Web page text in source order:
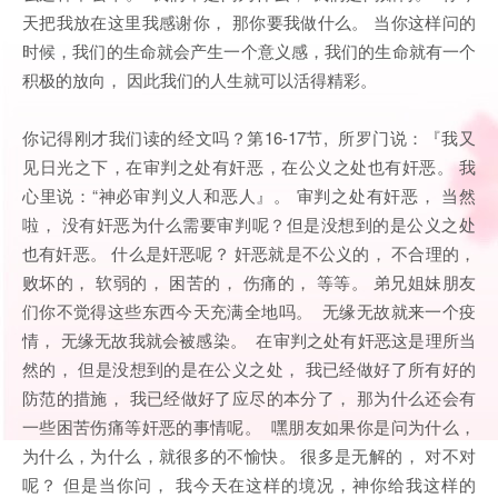
天把我放在这里我感谢你， 那你要我做什么。 当你这样问的
时候，我们的生命就会产生一个意义感，我们的生命就有一个
积极的放向， 因此我们的人生就可以活得精彩。
你记得刚才我们读的经文吗？第16-17节, 所罗门说：『我又
见日光之下，在审判之处有奸恶，在公义之处也有奸恶。 我
心里说：“神必审判义人和恶人』。 审判之处有奸恶， 当然
啦， 没有奸恶为什么需要审判呢？但是没想到的是公义之处
也有奸恶。 什么是奸恶呢？ 奸恶就是不公义的， 不合理的，
败坏的， 软弱的， 困苦的， 伤痛的， 等等。 弟兄姐妹朋友
们你不觉得这些东西今天充满全地吗。 无缘无故就来一个疫
情， 无缘无故我就会被感染。 在审判之处有奸恶这是理所当
然的， 但是没想到的是在公义之处， 我已经做好了所有好的
防范的措施， 我已经做好了应尽的本分了， 那为什么还会有
一些困苦伤痛等奸恶的事情呢。 嘿朋友如果你是问为什么，
为什么，为什么，就很多的不愉快。 很多是无解的， 对不对
呢？ 但是当你问， 我今天在这样的境况，神你给我这样的